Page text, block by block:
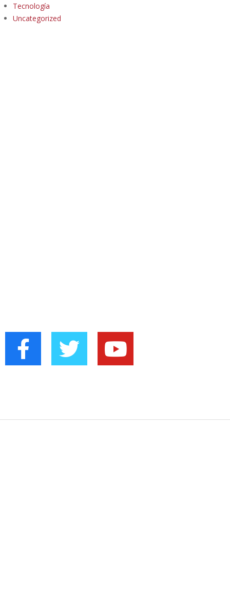
Tecnología
Uncategorized